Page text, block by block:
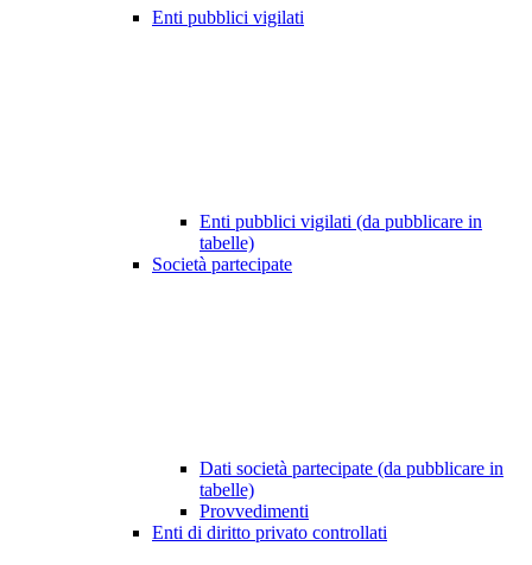
Enti pubblici vigilati
Enti pubblici vigilati (da pubblicare in
tabelle)
Società partecipate
Dati società partecipate (da pubblicare in
tabelle)
Provvedimenti
Enti di diritto privato controllati